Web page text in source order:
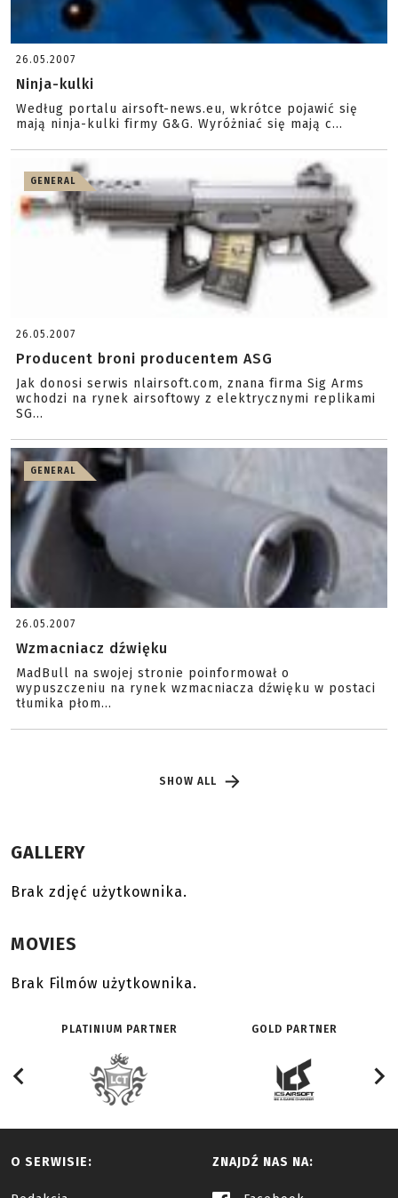
26.05.2007
Ninja-kulki
Według portalu airsoft-news.eu, wkrótce pojawić się
mają ninja-kulki firmy G&G. Wyróżniać się mają c...
GENERAL
26.05.2007
Producent broni producentem ASG
Jak donosi serwis nlairsoft.com, znana firma Sig Arms
wchodzi na rynek airsoftowy z elektrycznymi replikami
SG...
GENERAL
26.05.2007
Wzmacniacz dźwięku
MadBull na swojej stronie poinformował o
wypuszczeniu na rynek wzmacniacza dźwięku w postaci
tłumika płom...
SHOW ALL
GALLERY
Brak zdjęć użytkownika.
MOVIES
Brak Filmów użytkownika.
PLATINIUM PARTNER GOLD PARTNER
O SERWISIE: ZNAJDŹ NAS NA: